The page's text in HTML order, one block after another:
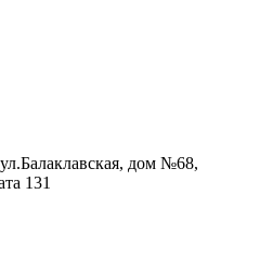
дом №68,
131